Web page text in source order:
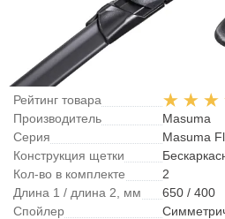
Рейтинг товара
Производитель
Masuma
Серия
Masuma
Конструкция щетки
Кол-во в комплекте
2
Длина 1 / длина 2, мм
650 / 400
Спойлер